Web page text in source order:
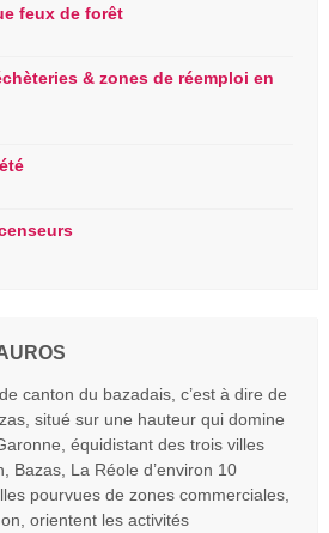
feux de forêt
& zones de réemploi en
canton du bazadais, c’est à dire de
situé sur une hauteur qui domine
équidistant des trois villes
Bazas, La Réole d’environ 10
pourvues de zones commerciales,
orientent les activités